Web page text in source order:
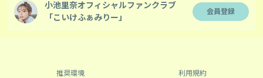
小池里奈オフィシャルファンクラブ
「こいけふぁみりー」
会員登録
推奨環境 利用規約